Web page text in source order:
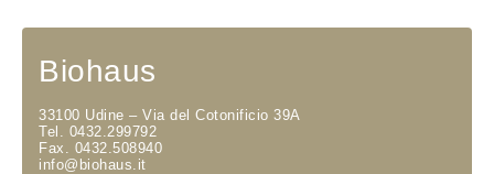
Biohaus
33100 Udine – Via del Cotonificio 39A
Tel. 0432.299792
Fax. 0432.508940
info@biohaus.it